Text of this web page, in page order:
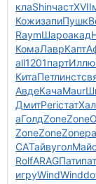
клаShinчастXVII
КожизапиПушк
RaymШароакад
КомаЛаврКапт
all1201партИллю
КитаПетлинст
АвдеКачаMaur
ДмитPeriстат
аГолдZoneZone
ZoneZoneZone
CAТайвуголМайс
RolfARAGПати
игруWindWind